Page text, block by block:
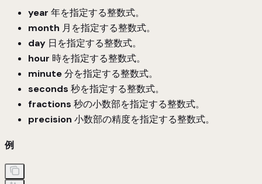
year 年を指定する整数式。
month 月を指定する整数式。
day 日を指定する整数式。
hour 時を指定する整数式。
minute分を指定する整数式。
seconds 秒を指定する整数式。
fractions 秒の小数部を指定する整数式。
precision 小数部の精度を指定する整数式。
例